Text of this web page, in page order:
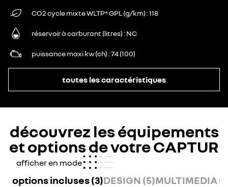
CO2 cycle mixte WLTP* GPL (g/km) 118
réservoir à carburant (litres) NC
puissance maxi kw (ch) 74 (100)
toutes les caractéristiques
découvrez les équipements
et options de votre CAPTUR
afficher en mode
options incluses (3)DESIGN (5)MULTIMEDIA